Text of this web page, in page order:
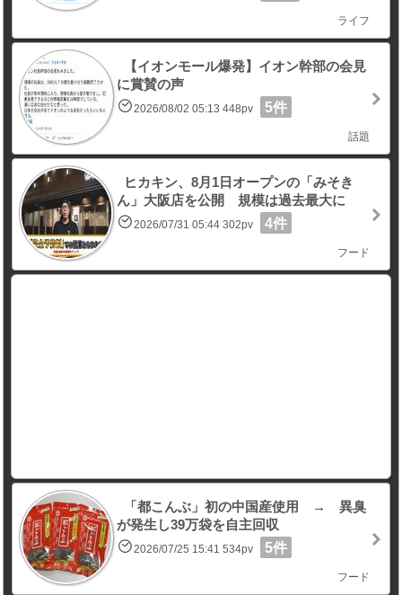
ライフ
【イオンモール爆発】イオン幹部の会見
に賞賛の声
2026/08/02 05:13 448pv 5件
話題
ヒカキン、8月1日オープンの「みそき
ん」大阪店を公開 規模は過去最大に
2026/07/31 05:44 302pv 4件
フード
「都こんぶ」初の中国産使用 → 異臭
が発生し39万袋を自主回収
2026/07/25 15:41 534pv 5件
フード